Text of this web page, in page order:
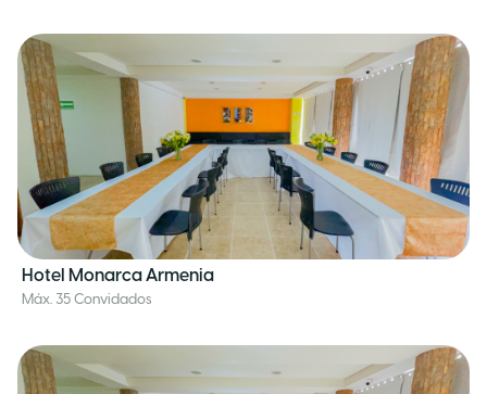
Hotel Monarca Armenia
Máx. 35 Convidados